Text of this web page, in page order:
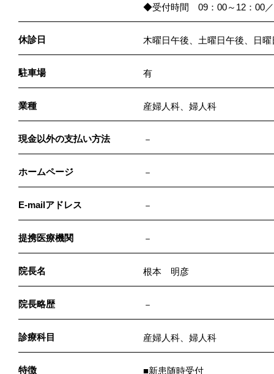
◆受付時間 09：00～12：00／
休診日 木曜日午後、土曜日午後、日
駐車場 有
業種 産婦人科、婦人科
現金以外の支払い方法 －
ホームページ －
E-mailアドレス －
提携医療機関 －
院長名 根本 明彦
院長略歴 －
診療科目 産婦人科、婦人科
特徴
■新患随時受付